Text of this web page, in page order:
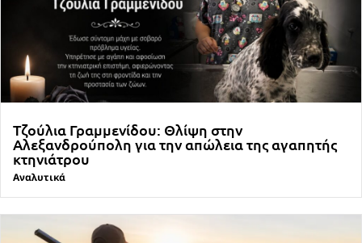
Τζούλια Γραμμενίδου: Θλίψη στην
Αλεξανδρούπολη για την απώλεια της αγαπητής
κτηνιάτρου
Αναλυτικά